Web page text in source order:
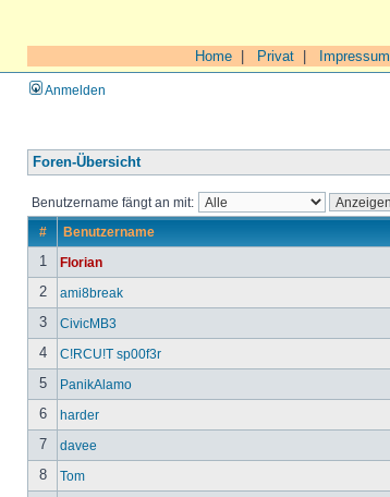
Home Privat Impressum
Anmelden
Foren-Übersicht
Benutzername fängt an mit:
# Benutzername
1 Florian
2
ami8break
3
CivicMB3
4
C!RCU!T sp00f3r
5
PanikAlamo
6
harder
7
davee
8
Tom